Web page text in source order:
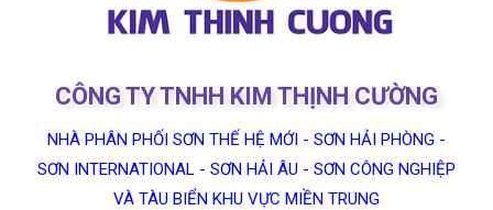
CÔNG TY TNHH KIM THỊNH CƯỜNG
NHÀ PHÂN PHỐI SƠN THẾ HỆ MỚI - SƠN HẢI PHÒNG -
SƠN INTERNATIONAL - SƠN HẢI ÂU - SƠN CÔNG NGHIỆP
VÀ TÀU BIỂN KHU VỰC MIỀN TRUNG